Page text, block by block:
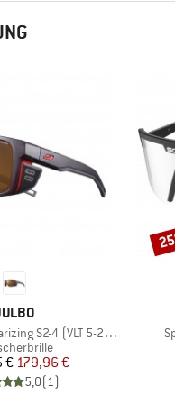
S2-4 (VLT 5-20%)
Preis
€reduzierter Preis
179,96 €
5,0(1)